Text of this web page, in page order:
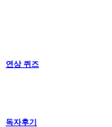
연상 퀴즈
독자후기